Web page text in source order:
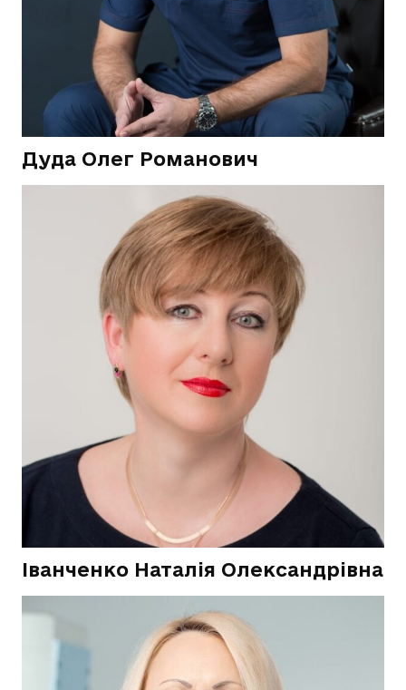
Дуда Олег Романович
Іванченко Наталія Олександрівна